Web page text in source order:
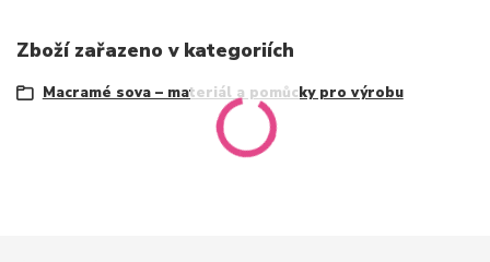
Zboží zařazeno v kategoriích
Macramé sova – materiál a pomůcky pro výrobu